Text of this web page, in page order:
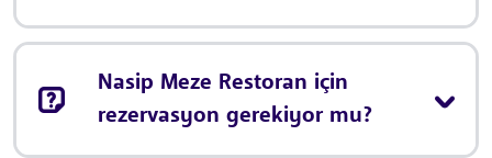
Nasip Meze Restoran için
rezervasyon gerekiyor mu?